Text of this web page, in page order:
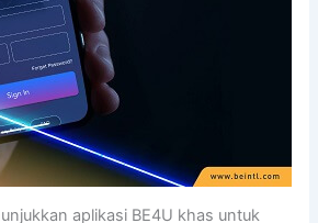
aplikasi BE4U khas untuk